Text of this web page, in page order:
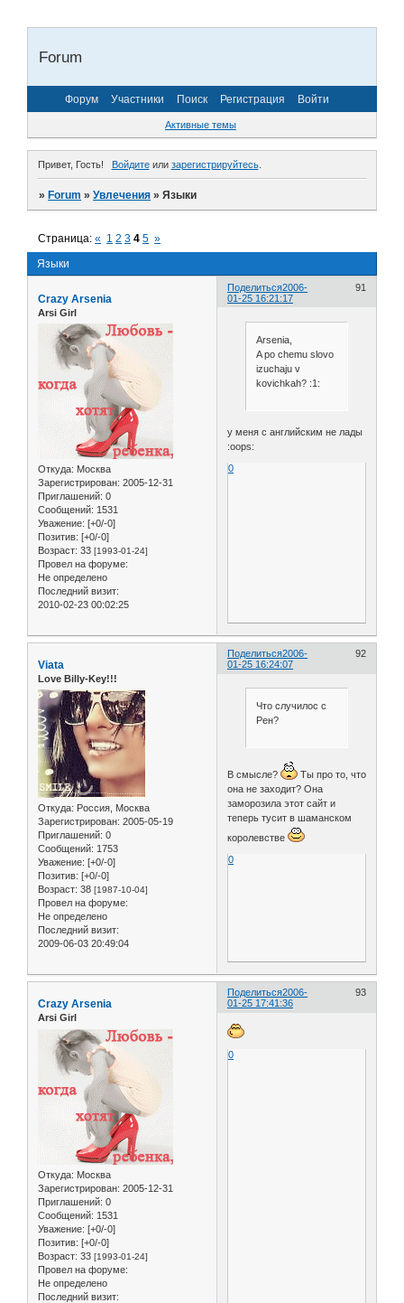
Forum
Форум Участники Поиск Регистрация Войти
Активные темы
Привет, Гость! Войдитеили зарегистрируйтесь.
»Forum »Увлечения »Языки
Языки
Страница:« 1 2 3 4 5 »
Поделиться 91
2006-
01-25 16:21:17
Crazy Arsenia
Arsi Girl
Откуда: Москва
Зарегистрирован: 2005-12-31
Приглашений: 0
Сообщений: 1531
Уважение: [+0/-0]
Позитив: [+0/-0]
Возраст: 33 [1993-01-24]
Провел на форуме:
Не определено
Последний визит:
2010-02-23 00:02:25
Arsenia,
A po chemu slovo
izuchaju v
kovichkah? :1:
у меня с английским не лады
:oops:
0
Поделиться 92
2006-
01-25 16:24:07
Viata
Love Billy-Key!!!
Откуда: Россия, Москва
Зарегистрирован: 2005-05-19
Приглашений: 0
Сообщений: 1753
Уважение: [+0/-0]
Позитив: [+0/-0]
Возраст: 38 [1987-10-04]
Провел на форуме:
Не определено
Последний визит:
2009-06-03 20:49:04
Что случилос с
Рен?
В смысле?
Ты про то, что
она не заходит? Она
заморозила этот сайт и
теперь тусит в шаманском
королевстве
0
Поделиться 93
2006-
01-25 17:41:36
Crazy Arsenia
Arsi Girl
Откуда: Москва
Зарегистрирован: 2005-12-31
Приглашений: 0
Сообщений: 1531
Уважение: [+0/-0]
Позитив: [+0/-0]
Возраст: 33 [1993-01-24]
Провел на форуме:
Не определено
Последний визит:
0